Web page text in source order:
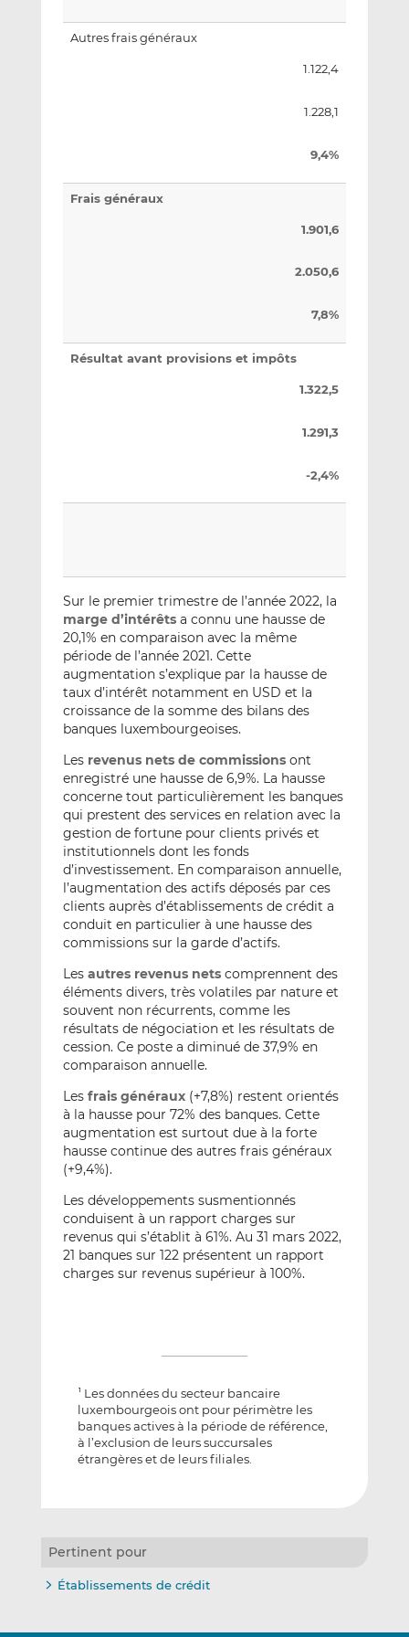
Autres frais généraux
1.122,4
1.228,1
9,4%
Frais généraux
1.901,6
2.050,6
7,8%
Résultat avant provisions et impôts
1.322,5
1.291,3
-2,4%
Sur le premier trimestre de l’année 2022, la
marge d’intérêtsa connu une hausse de
20,1% en comparaison avec la même
période de l’année 2021. Cette
augmentation s’explique par la hausse de
taux d’intérêt notamment en USD et la
croissance de la somme des bilans des
banques luxembourgeoises.
Les revenus nets de commissionsont
enregistré une hausse de 6,9%. La hausse
concerne tout particulièrement les banques
qui prestent des services en relation avec la
gestion de fortune pour clients privés et
institutionnels dont les fonds
d’investissement. En comparaison annuelle,
l’augmentation des actifs déposés par ces
clients auprès d’établissements de crédit a
conduit en particulier à une hausse des
commissions sur la garde d’actifs.
Les autres revenus netscomprennent des
éléments divers, très volatiles par nature et
souvent non récurrents, comme les
résultats de négociation et les résultats de
cession. Ce poste a diminué de 37,9% en
comparaison annuelle.
Les frais généraux(+7,8%) restent orientés
à la hausse pour 72% des banques. Cette
augmentation est surtout due à la forte
hausse continue des autres frais généraux
(+9,4%).
Les développements susmentionnés
conduisent à un rapport charges sur
revenus qui s’établit à 61%. Au 31 mars 2022,
21 banques sur 122 présentent un rapport
charges sur revenus supérieur à 100%.
1 Les données du secteur bancaire
luxembourgeois ont pour périmètre les
banques actives à la période de référence,
à l’exclusion de leurs succursales
étrangères et de leurs filiales.
Pertinent pour
Établissements de crédit